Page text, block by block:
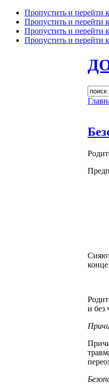
Пропустить и перейти
Пропустить и перейти
Пропустить и перейти
Пропустить и перейти
и без